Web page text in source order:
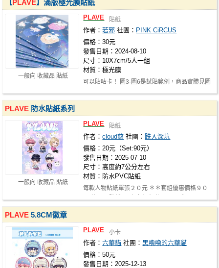
一般向 收藏品 貼紙
【PLAVE】滿版極光膜貼紙
PLAVE 貼紙
作者：若邪 社團： PINK CiRCUS
價格：30元
發售日期：2024-08-10
尺寸：10X7cm/5人一組
材質：極光膜
可以貼咕卡！ 圖3-圖6是試貼範例，商品實體見圖
一般向 收藏品 貼紙
PLAVE 防水貼紙系列
PLAVE 貼紙
作者：cloud慈 社團： 跌入深坑
價格：20元（Set:90元）
發售日期：2025-07-10
尺寸：高度約7公分左右
材質：防水PVC貼紙
每款人物貼紙單張２０元 ＊＊套組優惠價格９０
PLAVE 5.8CM徽章
PLAVE 小卡
作者：六華貓 社團：黑嚕嚕的六華貓
價格：50元
發售日期：2025-12-13